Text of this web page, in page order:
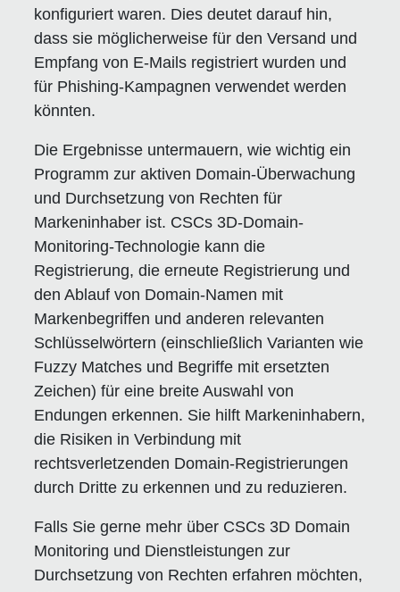
konfiguriert waren. Dies deutet darauf hin,
dass sie möglicherweise für den Versand und
Empfang von E-Mails registriert wurden und
für Phishing-Kampagnen verwendet werden
könnten.
Die Ergebnisse untermauern, wie wichtig ein
Programm zur aktiven Domain-Überwachung
und Durchsetzung von Rechten für
Markeninhaber ist. CSCs 3D-Domain-
Monitoring-Technologie kann die
Registrierung, die erneute Registrierung und
den Ablauf von Domain-Namen mit
Markenbegriffen und anderen relevanten
Schlüsselwörtern (einschließlich Varianten wie
Fuzzy Matches und Begriffe mit ersetzten
Zeichen) für eine breite Auswahl von
Endungen erkennen. Sie hilft Markeninhabern,
die Risiken in Verbindung mit
rechtsverletzenden Domain-Registrierungen
durch Dritte zu erkennen und zu reduzieren.
Falls Sie gerne mehr über CSCs 3D Domain
Monitoring und Dienstleistungen zur
Durchsetzung von Rechten erfahren möchten,